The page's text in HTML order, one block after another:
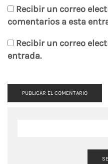
Recibir un correo
comentarios a esta
Recibir un correo
entrada.